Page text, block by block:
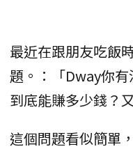
最近在跟朋友吃飯
題。：「Dway你
到底能賺多少錢？
這個問題看似簡單